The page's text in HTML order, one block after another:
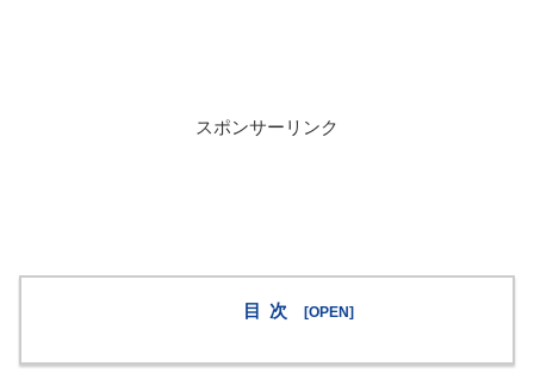
スポンサーリンク
目次